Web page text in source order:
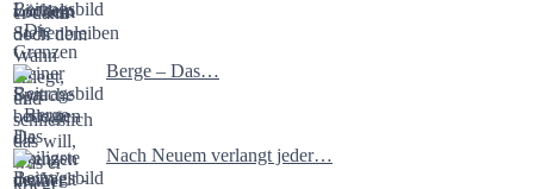
Berge – Das…
Nach Neuem verlangt jeder…